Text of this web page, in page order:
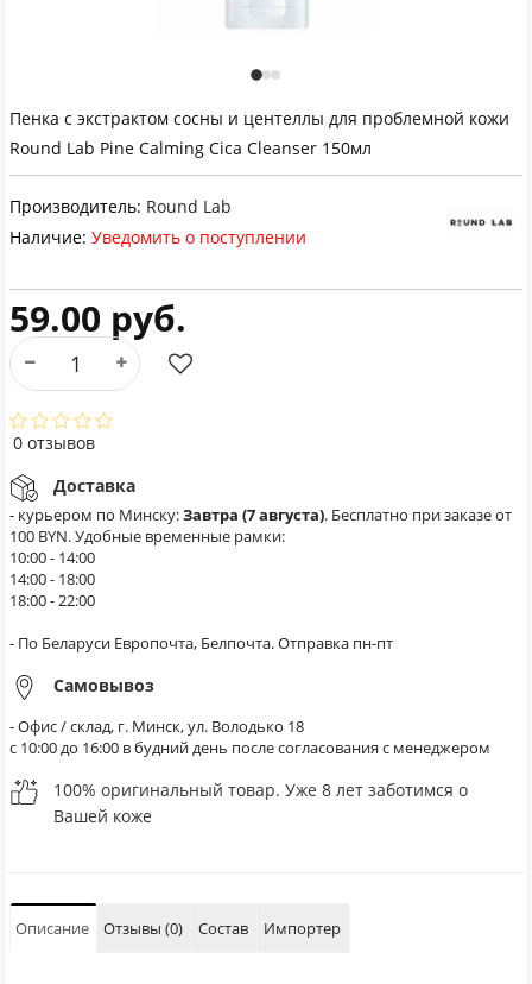
Пенка с экстрактом сосны и центеллы для проблемной кожи
Round Lab Pine Calming Cica Cleanser 150мл
Производитель: Round Lab
Наличие: Уведомить о поступлении
59.00 руб.
0 отзывов
Доставка
- курьером по Минску:Завтра (7 августа). Бесплатно при заказе от
100 BYN. Удобные временные рамки:
10:00 - 14:00
14:00 - 18:00
18:00 - 22:00
- По Беларуси Европочта, Белпочта. Отправка пн-пт
Самовывоз
- Офис / склад, г. Минск, ул. Володько 18
с 10:00 до 16:00 в будний день после согласования с менеджером
100% оригинальный товар. Уже 8 лет заботимся о
Вашей коже
Описание Отзывы (0) Состав Импортер